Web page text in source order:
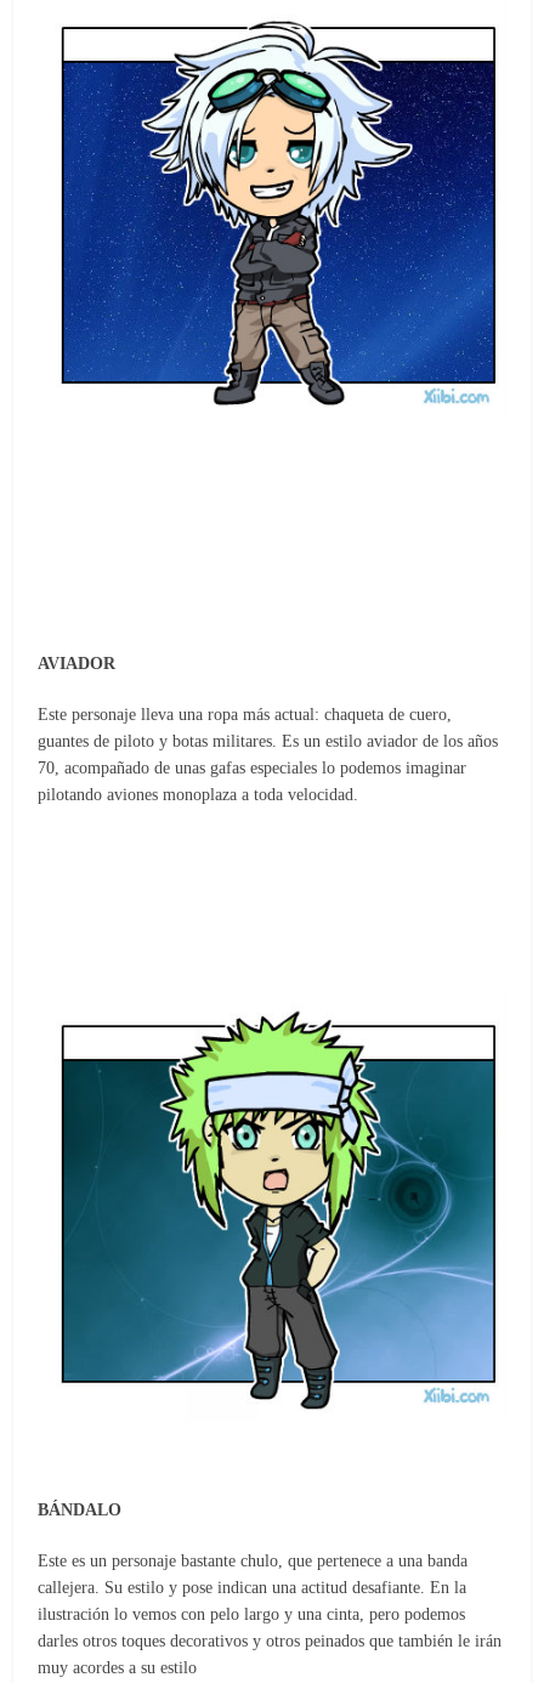
AVIADOR
Este personaje lleva una ropa más actual: chaqueta de cuero,
guantes de piloto y botas militares. Es un estilo aviador de los años
70, acompañado de unas gafas especiales lo podemos imaginar
pilotando aviones monoplaza a toda velocidad.
BÁNDALO
Este es un personaje bastante chulo, que pertenece a una banda
callejera. Su estilo y pose indican una actitud desafiante. En la
ilustración lo vemos con pelo largo y una cinta, pero podemos
darles otros toques decorativos y otros peinados que también le irán
muy acordes a su estilo